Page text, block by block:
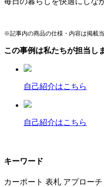
※記事内の商品の仕様・内容は掲載
この事例は私たちが担当し
自己紹介はこちら
自己紹介はこちら
キーワード
カーポート 表札 アプローチ